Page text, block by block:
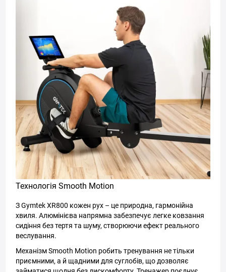
Технологія Smooth Motion
З Gymtek XR800 кожен рух – це природна, гармонійна
хвиля. Алюмінієва напрямна забезпечує легке ковзання
сидіння без тертя та шуму, створюючи ефект реального
веслування.
Механізм Smooth Motion робить тренування не тільки
приємними, а й щадними для суглобів, що дозволяє